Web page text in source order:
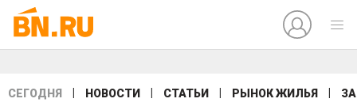
СЕГОДНЯ НОВОСТИ СТАТЬИ РЫНОК ЖИЛЬЯ